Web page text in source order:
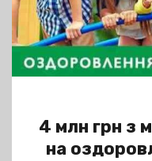
4 млн грн з
на